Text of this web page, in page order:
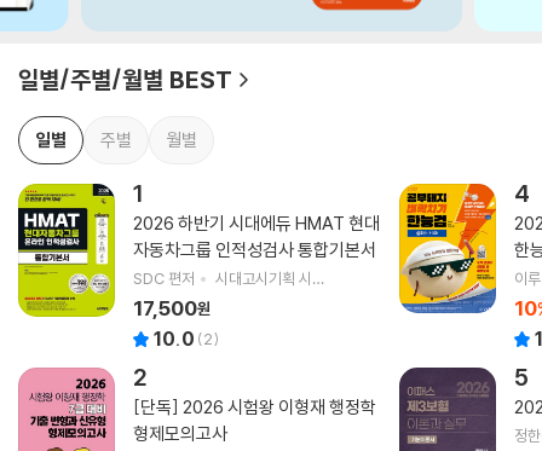
일별/주별/월별 BEST
일별 주별 월별
1
2026 하반기 시대에듀 HMAT 현대
자동차그룹 인적성검사 통합기본서
SDC 편저 시대고시기획 시대교육
17,500원
10.0 (2)
2
[단독] 2026 시험왕 이형재 행정학
형제모의고사
4
한
이
10
5
정